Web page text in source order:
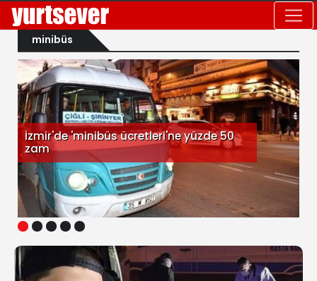
minibüs
1 2 3 4 5
İzmir'de 'minibüs ücretleri'ne yüzde 50
zam